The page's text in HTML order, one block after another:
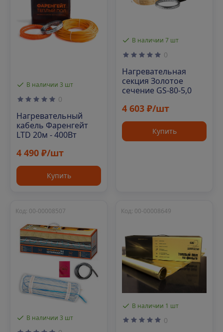
В наличии 3 шт
0
Нагревательный
кабель Фаренгейт
LTD 20м - 400Вт
4 490 ₽/шт
Купить
В наличии 7 шт
0
Нагревательная
секция Золотое
сечение GS-80-5,0
4 603 ₽/шт
Купить
В наличии 3 шт
Код: 00-00008507
В наличии 1 шт
Код: 00-00008649
0